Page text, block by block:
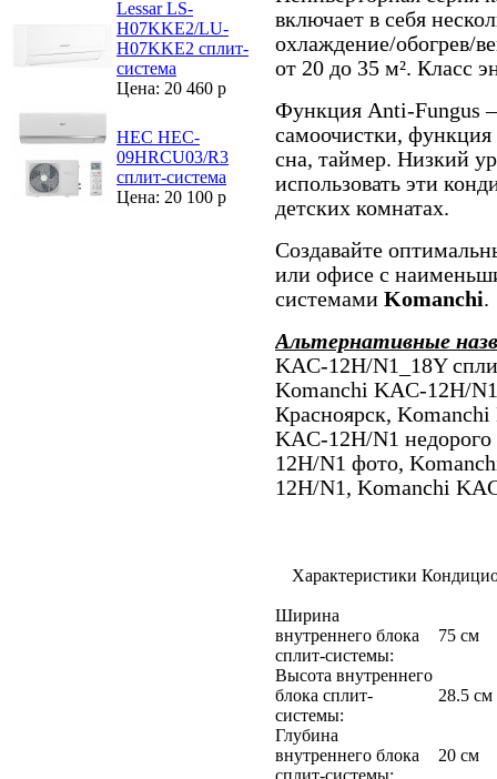
Lessar LS-
H07KKE2/LU-
H07KKE2 сплит-
система
Цена: 20 460 р
HEC HEC-
09HRCU03/R3
сплит-система
Цена: 20 100 р
включает в себя
охлаждение/обогрев/
от 20 до 35 м². Класс
Функция Anti-Fungus
самоочистки,
сна, таймер. Низкий
использовать эти
детских комнатах.
Создавайте
или офисе с
системами Komanchi.
Альтернативные
KAC-12H/N1_18Y
Komanchi KAC-12H/
Красноярск,
KAC-12H/N1
12H/N1 фото,
12H/N1, Komanchi
Характеристики
Ширина
внутреннего блока
сплит-системы:
75 см
Высота внутреннего
блока сплит-
системы:
28.5 см
Глубина
внутреннего блока
сплит-системы:
20 см